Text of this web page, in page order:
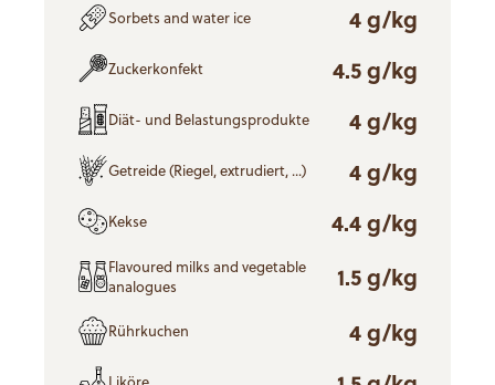
Sorbets and water ice 4 g/kg
Zuckerkonfekt 4.5 g/kg
Diät- und Belastungsprodukte 4 g/kg
Getreide (Riegel, extrudiert, ...) 4 g/kg
Kekse 4.4 g/kg
Flavoured milks and vegetable
analogues
1.5 g/kg
Rührkuchen 4 g/kg